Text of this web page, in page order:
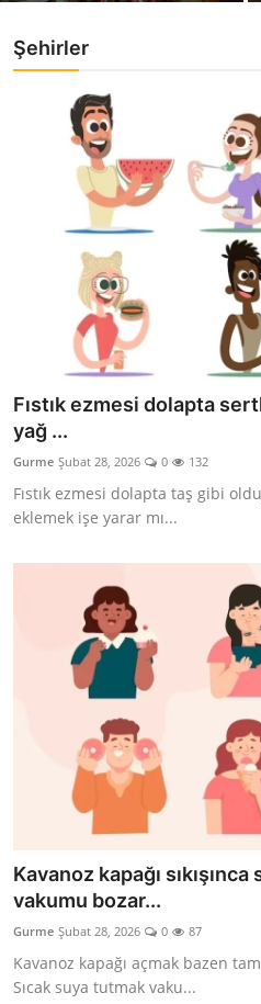
Mutfak Sırları & Teknikler
Gıda Sözlüğü & Nedir?
Yemek Tarifleri & Menüler
Şehirler
Fıstık ezmesi dolapta
yağ ...
Gurme Şubat 28, 2026 0 132
Fıstık ezmesi dolapta taş gibi
eklemek işe yarar mı...
Kavanoz kapağı
vakumu bozar...
Gurme Şubat 28, 2026 0 87
Kavanoz kapağı açmak bazen
Sıcak suya tutmak vaku...